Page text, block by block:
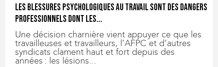
Les blessures psychologiques au travail sont des dangers
professionnels dont les...
Une décision charnière vient appuyer ce que les
travailleuses et travailleurs, l’AFPC et d’autres
syndicats clament haut et fort depuis des
années : les lésions...